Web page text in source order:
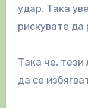
удар. Така
рискувате да
Така че, тези
да се